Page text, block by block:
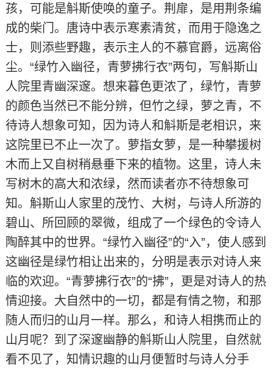
孩，可能是斛斯使唤的童子。荆扉，是用荆条编
成的柴门。唐诗中表示寒素清贫，而用于隐逸之
士，则添些野趣，表示主人的不慕官爵，远离俗
尘。“绿竹入幽径，青萝拂行衣”两句，写斛斯山
人院里青幽深邃。想来暮色更浓了，绿竹，青萝
的颜色当然已不能分辨，但竹之绿，萝之青，不
待诗人想象可知，因为诗人和斛斯是老相识，来
这院里已不止一次了。萝指女萝，是一种攀援树
木而上又自树稍悬垂下来的植物。这里，诗人未
写树木的高大和浓绿，然而读者亦不待想象可
知。斛斯山人家里的茂竹、大树，与诗人所游的
碧山、所回顾的翠微，组成了一个绿色的令诗人
陶醉其中的世界。“绿竹入幽径”的“入”，使人感到
这幽径是绿竹相让出来的，分明是表示对诗人来
临的欢迎。“青萝拂行衣”的“拂”，更是对诗人的热
情迎接。大自然中的一切，都是有情之物，和那
随人而归的山月一样。那么，和诗人相携而止的
山月呢？到了深邃幽静的斛斯山人院里，自然就
看不见了，知情识趣的山月便暂时与诗人分手